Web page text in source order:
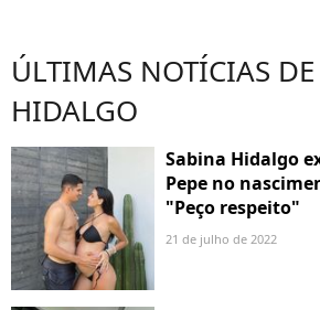
ÚLTIMAS NOTÍCIAS
HIDALGO
Sabina Hidalgo
Pepe no
"Peço respeito"
21 de julho de 2022